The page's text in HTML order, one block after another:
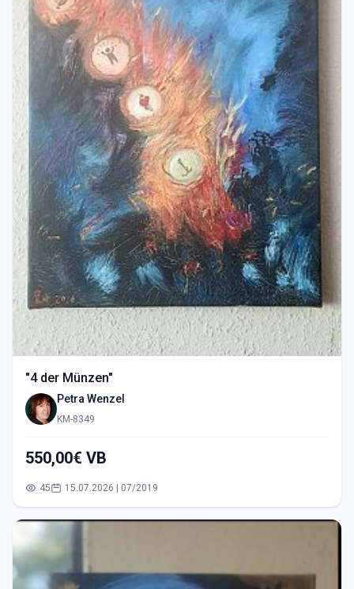
"4 der Münzen"
Petra Wenzel
KM-8349
550,00€ VB
45 15.07.2026 | 07/2019